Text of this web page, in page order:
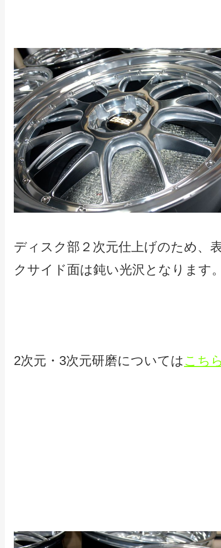
ディスク部２次元仕上げのため、
クサイド面は鈍い光沢となります
2次元・3次元研磨については こち